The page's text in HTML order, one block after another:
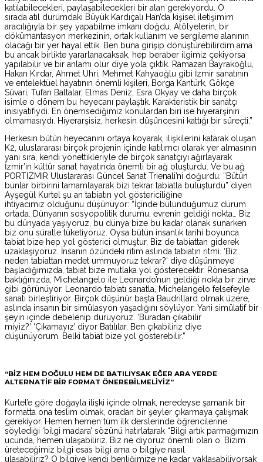
katılabilecekleri, paylaşabilecekleri bir alan gerekiyordu. O
sırada atıl durumdaki Büyük Kardıçalı Han’da kişisel iletişimim
aracılığıyla bir şey yapabilme imkanı doğdu. Atölyelerin, bir
dökümantasyon merkezinin, ortak kullanım ve sergileme alanının
olacağı bir yer hayal ettik. Ben buna girişip dönüştürebilirdim ama
bu ancak birlikte yararlanacaksak, hep beraber ilgimiz çekiyorsa
yapılabilir ve bir anlamı olur diye yola çıktık. Ramazan Bayrakoğlu,
Hakan Kırdar, Ahmet Uhri, Mehmet Kahyaoğlu gibi İzmir sanatının
ve entelektüel hayatının önemli kişileri, Borga Kantürk, Gökçe
Süvari, Tufan Baltalar, Elmas Deniz, Esra Okyay ve daha birçok
isimle o dönem bu heyecanı paylaştık. Karakteristik bir sanatçı
inisiyatifiydi. En önemsediğimiz konulardan biri ise hiyerarşinin
olmamasıydı. Hiyerarşisiz, herkesin düşüncesini kattığı bir süreçti.”
Herkesin bütün heyecanını ortaya koyarak, ilişkilerini katarak oluşan
K2, uluslararası birçok projenin içinde katılımcı olarak yer almasının
yanı sıra, kendi yönettikleriyle de birçok sanatçıyı ağırlayarak
İzmir’in kültür sanat hayatında önemli bir ağ oluşturdu. Ve bu ağ
PORTIZMIR Uluslararası Güncel Sanat Trienali’ni doğurdu. “Bütün
bunlar birbirini tamamlayarak bizi tekrar tabiatla buluşturdu” diyen
Ayşegül Kurtel şu an tabiatın yol göstericiliğine
ihtiyacımız olduğunu düşünüyor: “İçinde bulunduğumuz durum
ortada. Dünyanın sosyopolitik durumu, evrenin geldiği nokta… Biz
bu dünyada yaşıyoruz, bu dünya bize bu kadar olanak sunarken
biz onu süratle tüketiyoruz. Oysa bütün insanlık tarihi boyunca
tabiat bize hep yol gösterici olmuştur. Biz de tabiattan giderek
uzaklaşıyoruz. İnsanın özündeki ritim aslında tabiatın ritmi. ‘Biz
neden tabiattan medet ummuyoruz tekrar?’ diye düşünmeye
başladığımızda, tabiat bize mutlaka yol gösterecektir. Rönesansa
baktığınızda, Michelangelo ile Leonardo’nun geldiği nokta bir zirve
gibi görünüyor. Leonardo tabiatı sanatla, Michelangelo felsefeyle
sanatı birleştiriyor. Birçok düşünür başta Baudrillard olmak üzere,
aslında insanın bir simülasyon yaşadığını söylüyor. Yani simülatif bir
şeyin içinde debelenip duruyoruz. ‘Buradan çıkabilir
miyiz?’ ‘Çıkamayız’ diyor Batılılar. Ben çıkabiliriz diye
düşünüyorum. Belki tabiat bize yol gösterebilir.”
“BİZ HEM DOĞULU HEM DE BATILIYSAK EĞER ARA YERDE
ALTERNATİF BİR FORMAT ÖNEREBİLMELİYİZ”
Kurtel’e göre doğayla ilişki içinde olmak, neredeyse şamanik bir
formatta ona teslim olmak, oradan bir şeyler çıkarmaya çalışmak
gerekiyor. Hemen hemen tüm ilk derslerinde öğrencilerine
söylediği ‘bilgi madara’ sözünü hatırlatarak “Bilgi artık parmağımızın
ucunda, hemen ulaşabiliriz. Biz ne diyoruz önemli olan o. Bizim
üreteceğimiz bilgi esas bilgi ama o bilgiye nasıl
ulaşabiliriz? O bilgiye kendi benliğimize ne kadar yaklaşabiliyorsak